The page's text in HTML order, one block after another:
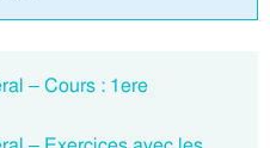
– Cours : 1ere